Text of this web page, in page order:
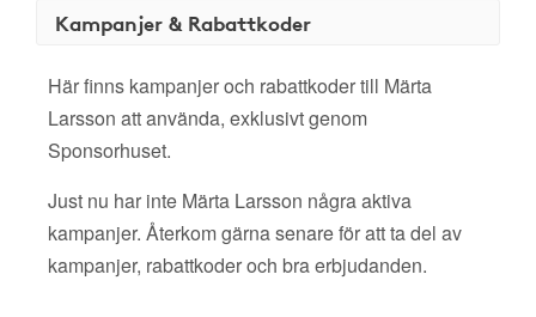
Kampanjer & Rabattkoder
Här finns kampanjer och rabattkoder till Märta
Larsson att använda, exklusivt genom
Sponsorhuset.
Just nu har inte Märta Larsson några aktiva
kampanjer. Återkom gärna senare för att ta del av
kampanjer, rabattkoder och bra erbjudanden.